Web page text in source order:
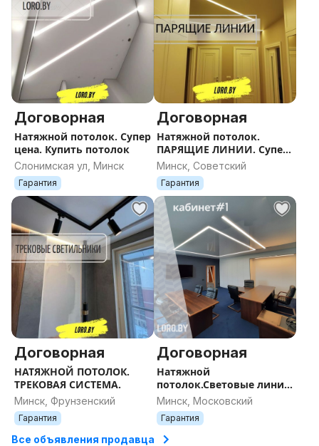
Договорная
Натяжной потолок. Супер
цена. Купить потолок
Слонимская ул, Минск
Гарантия
Договорная
Натяжной потолок.
ПАРЯЩИЕ ЛИНИИ. Супер
цена.
Минск, Советский
Гарантия
Договорная
НАТЯЖНОЙ ПОТОЛОК.
ТРЕКОВАЯ СИСТЕМА.
Минск, Фрунзенский
Гарантия
Договорная
Натяжной
потолок.Световые линии
и не только.
Минск, Московский
Гарантия
Все объявления продавца